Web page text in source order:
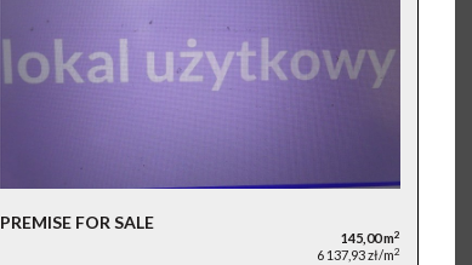
PREMISE FOR SALE
145,00 m2
6 137,93 zł/m2